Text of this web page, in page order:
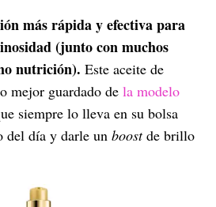
más rápida y efectiva para
(junto con muchos
nutrición). Este aceite de
mejor guardado de la modelo
siempre lo lleva en su bolsa
del día y darle un boostde brillo